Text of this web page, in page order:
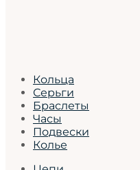
Кольца
Серьги
Браслеты
Часы
Подвески
Колье